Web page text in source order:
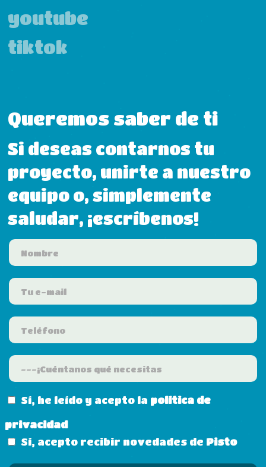
youtube
tiktok
Queremos saber de ti
Si deseas contarnos tu
proyecto, unirte a nuestro
equipo o, simplemente
saludar, ¡escríbenos!
Sí, he leído y acepto la política de
privacidad
Sí, acepto recibir novedades de Pisto